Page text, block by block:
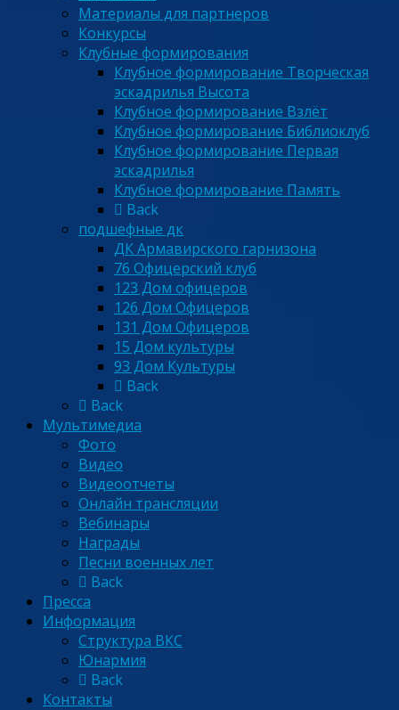
Материалы для партнеров
Конкурсы
Клубные формирования
Клубное формирование Творческая
эскадрилья Высота
Клубное формирование Взлёт
Клубное формирование Библиоклуб
Клубное формирование Первая
эскадрилья
Клубное формирование Память
Back
подшефные дк
ДК Армавирского гарнизона
76 Офицерский клуб
123 Дом офицеров
126 Дом Офицеров
131 Дом Офицеров
15 Дом культуры
93 Дом Культуры
Back
Back
Мультимедиа
Фото
Видео
Видеоотчеты
Онлайн трансляции
Вебинары
Награды
Песни военных лет
Back
Пресса
Информация
Структура ВКС
Юнармия
Back
Контакты